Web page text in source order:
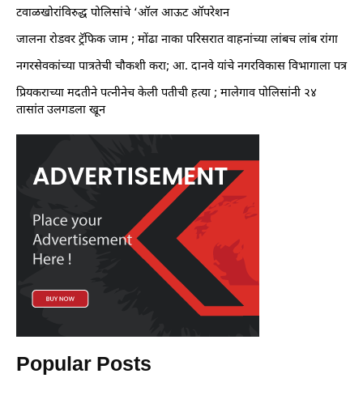
टवाळखोरांविरुद्ध पोलिसांचे ‘ऑल आऊट ऑपरेशन
जालना रोडवर ट्रॅफिक जाम ; मोंढा नाका परिसरात वाहनांच्या लांबच लांब रांगा
नगरसेवकांच्या पात्रतेची चौकशी करा; आ. दानवे यांचे नगरविकास विभागाला पत्र
प्रियकराच्या मदतीने पत्नीनेच केली पतीची हत्या ; मालेगाव पोलिसांनी २४
तासांत उलगडला खून
Popular Posts